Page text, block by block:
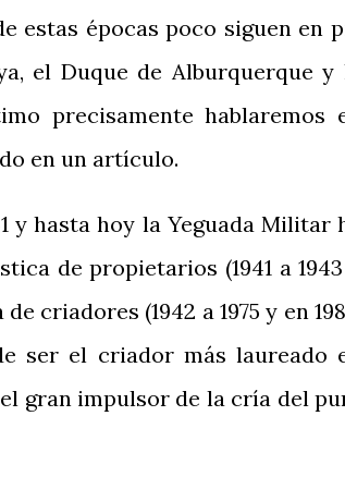
estas épocas poco siguen en
el Duque de Alburquerque y
precisamente hablaremos
en un artículo.
y hasta hoy la Yeguada Militar
de propietarios (1941 a
criadores (1942 a 1975 y en
ser el criador más laureado
gran impulsor de la cría del